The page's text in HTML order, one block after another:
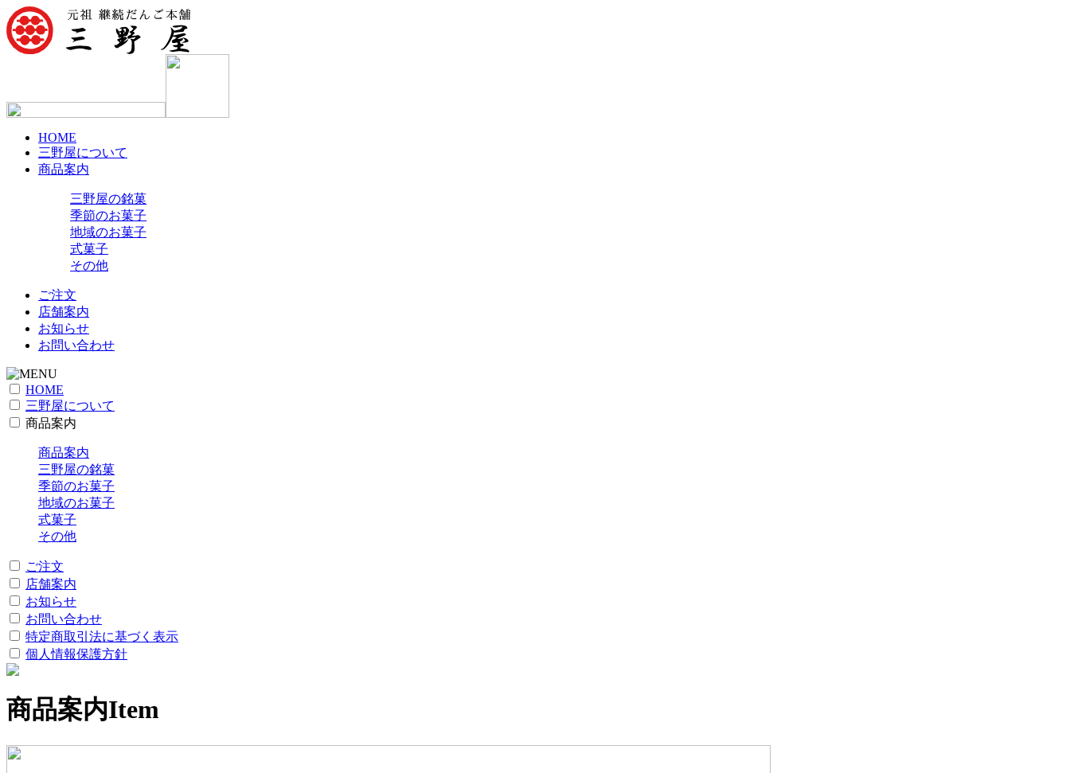
HOME
三野屋について
商品案内
三野屋の銘菓
季節のお菓子
地域のお菓子
式菓子
その他
ご注文
店舗案内
お知らせ
お問い合わせ
HOME
三野屋について
商品案内
商品案内
三野屋の銘菓
季節のお菓子
地域のお菓子
式菓子
その他
ご注文
店舗案内
お知らせ
お問い合わせ
特定商取引法に基づく表示
個人情報保護方針
商品案内Item